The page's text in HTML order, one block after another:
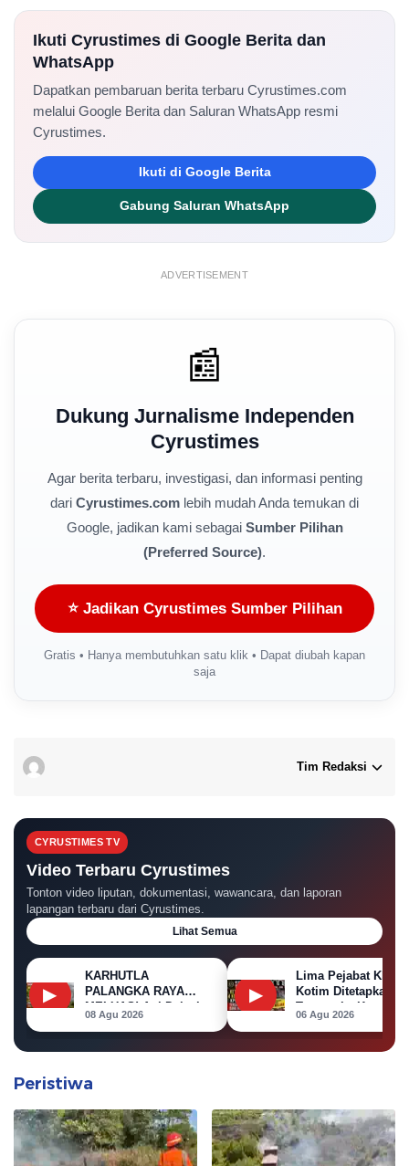
Ikuti Cyrustimes di Google Berita dan
WhatsApp
Dapatkan pembaruan berita terbaru Cyrustimes.com
melalui Google Berita dan Saluran WhatsApp resmi
Cyrustimes.
Ikuti di Google Berita
Gabung Saluran WhatsApp
ADVERTISEMENT
📰
Dukung Jurnalisme Independen
Cyrustimes
Agar berita terbaru, investigasi, dan informasi penting
dari Cyrustimes.com lebih mudah Anda temukan di
Google, jadikan kami sebagai Sumber Pilihan
(Preferred Source).
⭐ Jadikan Cyrustimes Sumber Pilihan
Gratis • Hanya membutuhkan satu klik • Dapat diubah kapan
saja
Tim Redaksi
CYRUSTIMES TV
Video Terbaru Cyrustimes
Tonton video liputan, dokumentasi, wawancara, dan laporan
lapangan terbaru dari Cyrustimes.
Lihat Semua
▶
KARHUTLA
PALANGKA RAYA
MELUAS! Api Dekati
Permukiman, Rumah
Terbakar
08 Agu 2026
▶
Lima Pejabat KPU
Kotim Ditetapkan
Tersangka Korupsi
Dana Hibah Pilkada
06 Agu 2026
Peristiwa